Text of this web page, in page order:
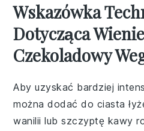
Wskazówka
Dotycząca
Czekoladowy
Aby uzyskać bardziej
można dodać do ciasta
wanilii lub szczyptę kawy